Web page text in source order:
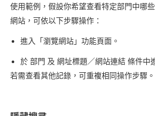
使用範例，假設你希望查看特定部門中哪
網站，可依以下步驟操作：
進入「瀏覽網站」功能頁面。
於 部門 及 網址標題／網站連結 條件中
若需查看其他記錄，可重複相同操作步驟。